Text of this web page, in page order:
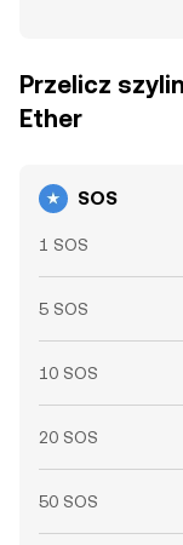
Przelicz
Ether
SOS
1 SOS
5 SOS
10 SOS
20 SOS
50 SOS